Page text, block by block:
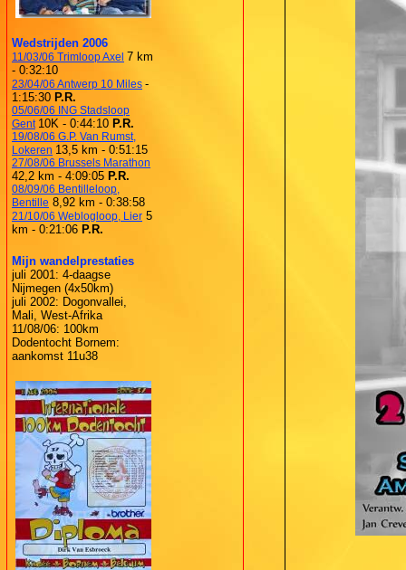
Wedstrijden 2006
11/03/06 Trimloop Axel 7 km
- 0:32:10
23/04/06 Antwerp 10 Miles -
1:15:30 P.R.
05/06/06 ING Stadsloop
Gent 10K - 0:44:10 P.R.
19/08/06 G.P. Van Rumst,
Lokeren 13,5 km - 0:51:15
27/08/06 Brussels Marathon
42,2 km - 4:09:05 P.R.
08/09/06 Bentilleloop,
Bentille 8,92 km - 0:38:58
21/10/06 Weblogloop, Lier 5
km - 0:21:06 P.R.
Mijn wandelprestaties
juli 2001: 4-daagse
Nijmegen (4x50km)
juli 2002: Dogonvallei,
Mali, West-Afrika
11/08/06: 100km
Dodentocht Bornem:
aankomst 11u38